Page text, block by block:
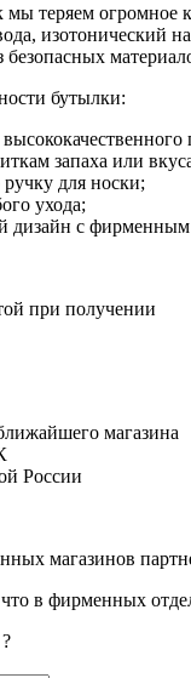
теряем огромное
изотонический
безопасных
бутылки:
запаха или
для носки;
ухода;
дизайн с
при получении
магазина
России
магазинов
в фирменных